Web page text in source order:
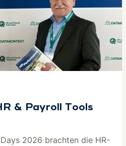
& Payroll Tools
2026 brachten die HR-